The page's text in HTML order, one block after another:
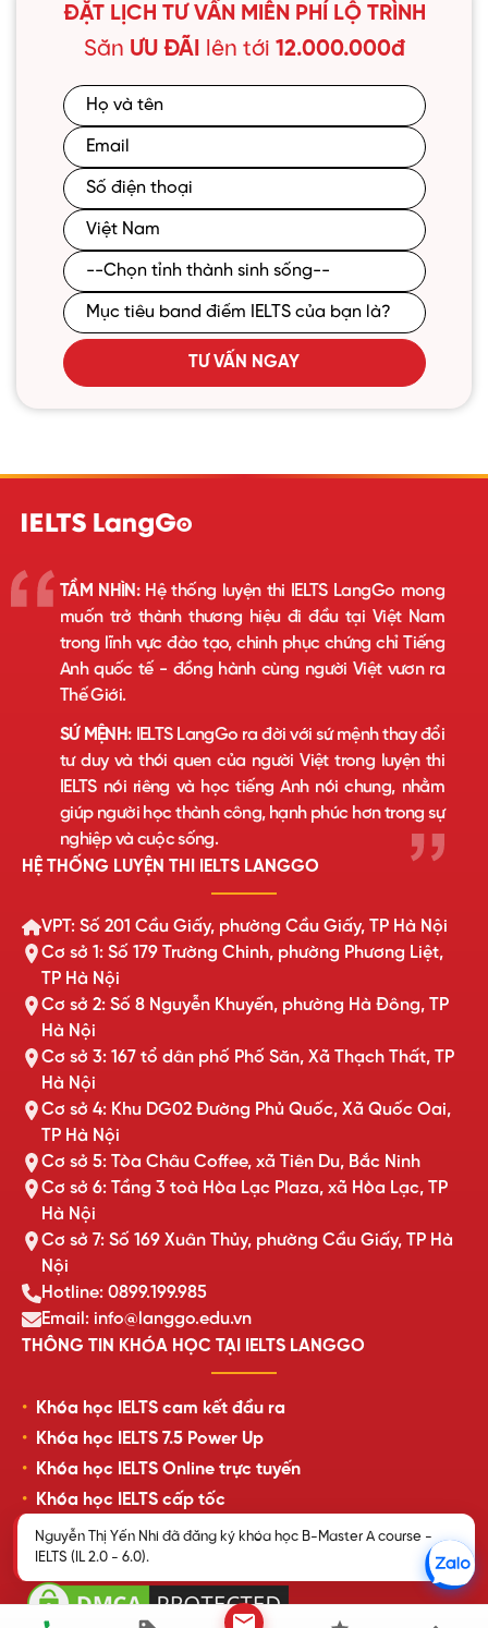
ĐẶT LỊCH TƯ VẤN MIỄN PHÍ LỘ TRÌNH
Săn ƯU ĐÃI lên tới 12.000.000đ
TƯ VẤN NGAY
Nguyễn Thị Yến Nhi đã đăng ký khóa học B-Master A course -
IELTS (IL 2.0 - 6.0).
TẦM NHÌN:Hệ thống luyện thi IELTS LangGo mong
muốn trở thành thương hiệu đi đầu tại Việt Nam
trong lĩnh vực đào tạo, chinh phục chứng chỉ Tiếng
Anh quốc tế - đồng hành cùng người Việt vươn ra
Thế Giới.
SỨ MỆNH:IELTS LangGo ra đời với sứ mệnh thay đổi
tư duy và thói quen của người Việt trong luyện thi
IELTS nói riêng và học tiếng Anh nói chung, nhằm
giúp người học thành công, hạnh phúc hơn trong sự
nghiệp và cuộc sống.
HỆ THỐNG LUYỆN THI IELTS LANGGO
VPT: Số 201 Cầu Giấy, phường Cầu Giấy, TP Hà Nội
Cơ sở 1: Số 179 Trường Chinh, phường Phương Liệt,
TP Hà Nội
Cơ sở 2: Số 8 Nguyễn Khuyến, phường Hà Đông, TP
Hà Nội
Cơ sở 3: 167 tổ dân phố Phố Săn, Xã Thạch Thất, TP
Hà Nội
Cơ sở 4: Khu DG02 Đường Phủ Quốc, Xã Quốc Oai,
TP Hà Nội
Cơ sở 5: Tòa Châu Coffee, xã Tiên Du, Bắc Ninh
Cơ sở 6: Tầng 3 toà Hòa Lạc Plaza, xã Hòa Lạc, TP
Hà Nội
Cơ sở 7: Số 169 Xuân Thủy, phường Cầu Giấy, TP Hà
Nội
Hotline: 0899.199.985
Email: info@langgo.edu.vn
THÔNG TIN KHÓA HỌC TẠI IELTS LANGGO
Khóa học IELTS cam kết đầu ra
Khóa học IELTS 7.5 Power Up
Khóa học IELTS Online trực tuyến
Khóa học IELTS cấp tốc
Lịch khai giảng lớp học mới nhất
Review của học viên LangGo